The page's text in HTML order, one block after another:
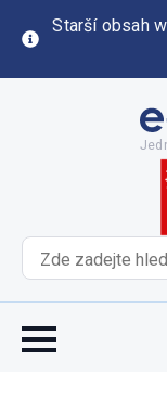
Starší obsah